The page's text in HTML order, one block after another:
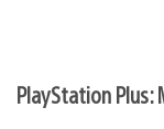
PlayStation Plus: